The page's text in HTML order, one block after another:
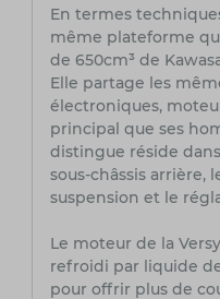
En termes
même plateforme
de 650cm³ de
Elle partage les
électroniques,
principal que ses
distingue réside
sous-châssis arrière,
suspension et le
Le moteur de la
refroidi par liquide
pour offrir plus de